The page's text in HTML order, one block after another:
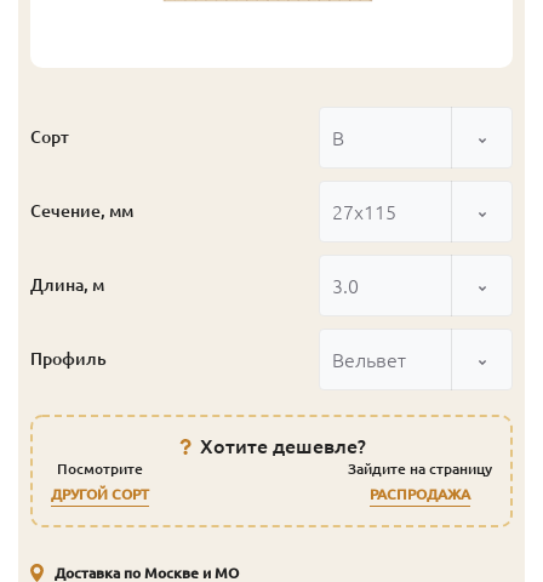
Сорт В
Сечение, мм 27x115
Длина, м 3.0
Профиль Вельвет
Хотите дешевле?
Посмотрите
ДРУГОЙ СОРТ
Зайдите на страницу
РАСПРОДАЖА
Доставка по Москве и МО